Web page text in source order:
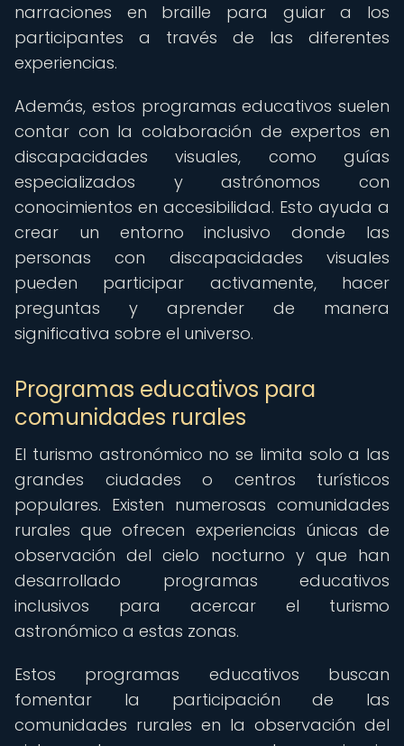
narraciones en braille para guiar a los
participantes a través de las diferentes
experiencias.
Además, estos programas educativos suelen
contar con la colaboración de expertos en
discapacidades visuales, como guías
especializados y astrónomos con
conocimientos en accesibilidad. Esto ayuda a
crear un entorno inclusivo donde las
personas con discapacidades visuales
pueden participar activamente, hacer
preguntas y aprender de manera
significativa sobre el universo.
Programas educativos para
comunidades rurales
El turismo astronómico no se limita solo a las
grandes ciudades o centros turísticos
populares. Existen numerosas comunidades
rurales que ofrecen experiencias únicas de
observación del cielo nocturno y que han
desarrollado programas educativos
inclusivos para acercar el turismo
astronómico a estas zonas.
Estos programas educativos buscan
fomentar la participación de las
comunidades rurales en la observación del